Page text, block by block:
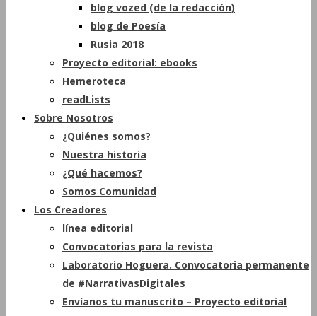
blog vozed (de la redacción)
blog de Poesía
Rusia 2018
Proyecto editorial: ebooks
Hemeroteca
readLists
Sobre Nosotros
¿Quiénes somos?
Nuestra historia
¿Qué hacemos?
Somos Comunidad
Los Creadores
línea editorial
Convocatorias para la revista
Laboratorio Hoguera. Convocatoria permanente
de #NarrativasDigitales
Envíanos tu manuscrito – Proyecto editorial